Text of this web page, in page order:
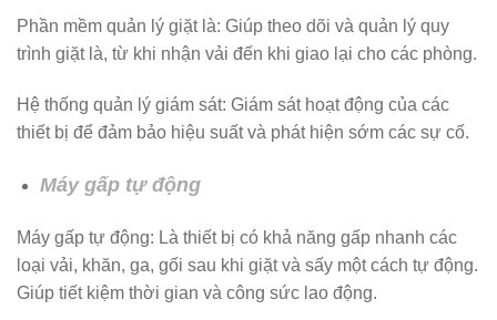
Phần mềm quản lý giặt là: Giúp theo dõi và quản lý quy
trình giặt là, từ khi nhận vải đến khi giao lại cho các phòng.
Hệ thống quản lý giám sát: Giám sát hoạt động của các
thiết bị để đảm bảo hiệu suất và phát hiện sớm các sự cố.
Máy gấp tự động
Máy gấp tự động: Là thiết bị có khả năng gấp nhanh các
loại vải, khăn, ga, gối sau khi giặt và sấy một cách tự động.
Giúp tiết kiệm thời gian và công sức lao động.